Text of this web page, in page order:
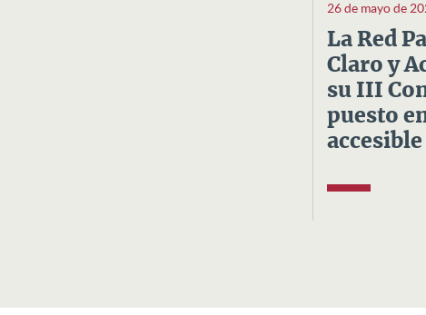
26 de mayo de
La Red
Claro y
su III
puesto